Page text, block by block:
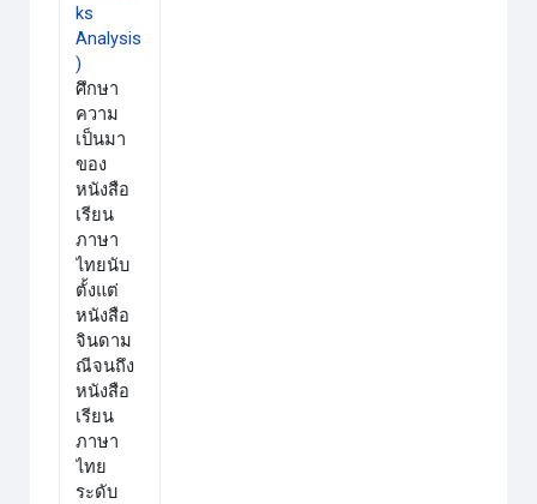
ks
Analysis
)
ศึกษา
ความ
เป็นมา
ของ
หนังสือ
เรียน
ภาษา
ไทยนับ
ตั้งแต่
หนังสือ
จินดาม
ณีจนถึง
หนังสือ
เรียน
ภาษา
ไทย
ระดับ